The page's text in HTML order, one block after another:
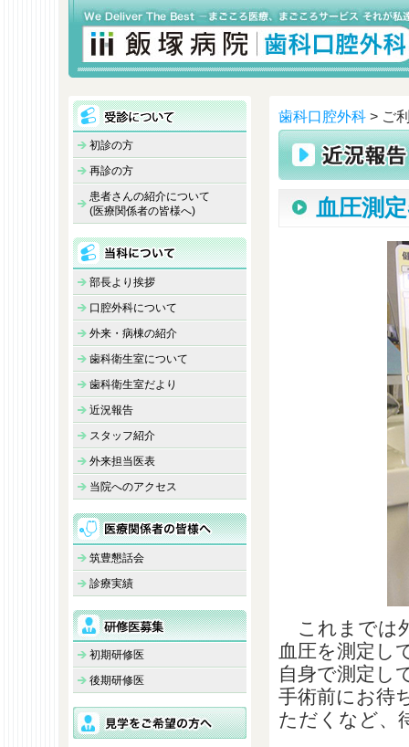
初診の方
再診の方
患者さんの紹介について
(医療関係者の皆様へ)
部長より挨拶
口腔外科について
外来・病棟の紹介
歯科衛生室について
歯科衛生室だより
近況報告
スタッフ紹介
外来担当医表
当院へのアクセス
筑豊懇話会
診療実績
初期研修医
後期研修医
歯科口腔外科 > ご
血圧測
これまでは
血圧を測定し
自身で測定し
手術前にお待
ただくなど、